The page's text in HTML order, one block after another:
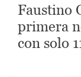
Faustino
primera
con solo